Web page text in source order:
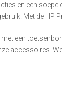
en een
Met de HP
met een
accessoires.